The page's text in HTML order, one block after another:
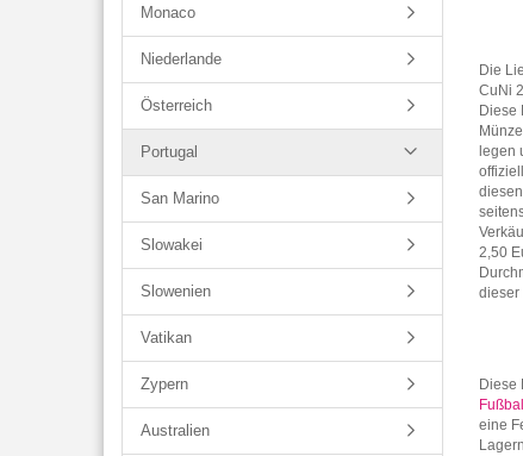
Die
CuNi
Diese
legen
2,50
dieser
Diese
eine
Monaco
Niederlande
Österreich
Portugal
San Marino
Slowakei
Slowenien
Vatikan
Zypern
Australien